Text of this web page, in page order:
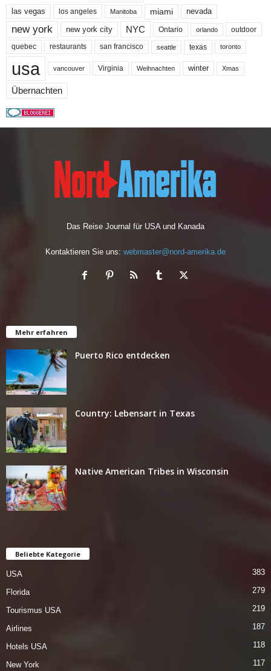
las vegas los angeles Manitoba miami nevada
new york new york city NYC Ontario orlando outdoor
quebec restaurants san francisco seattle texas toronto
usa vancouver Virginia Weihnachten winter Xmas
Übernachten
Das Reise Journal für USA und Kanada
Kontaktieren Sie uns: webmaster@nord-amerika.de
Mehr erfahren
Puerto Rico entdecken
Country: Lebensart in Texas
Native American Tribes in Wisconsin
Beliebte Kategorie
USA 383
Florida 279
Tourismus USA 219
Airlines 187
Hotels USA 118
New York 117